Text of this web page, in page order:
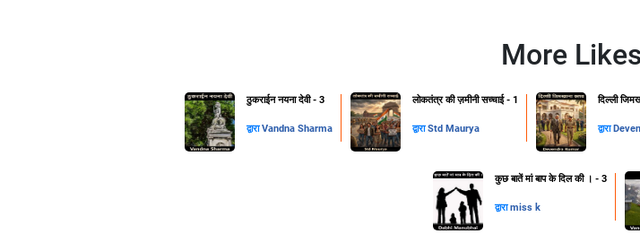
More
ठुकराईन नयना देवी - 3
द्वाराVandna Sharma
लोकतंत्र की ज़मीनी सच्चाई - 1
द्वाराStd Maurya
दिल्ली
द्वारा
कुछ बातें मां बाप के दिल की । - 3
द्वाराmiss k